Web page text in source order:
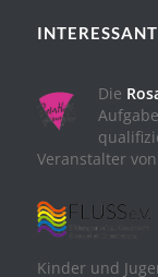
Die
Veranstalter
Kinder und